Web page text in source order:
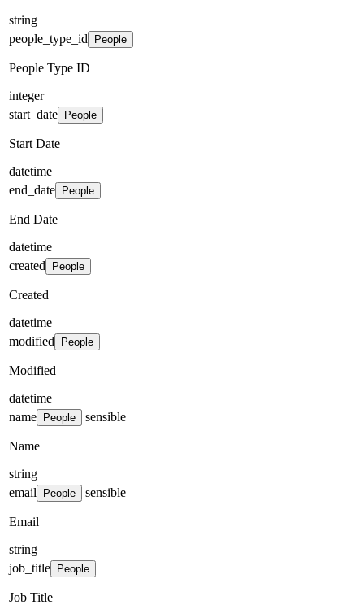
string
people_type_id
People
People Type ID
integer
start_date
People
Start Date
datetime
end_date
People
End Date
datetime
created
People
Created
datetime
modified
People
Modified
datetime
name
People sensible
Name
string
email
People sensible
Email
string
job_title
People
Job Title